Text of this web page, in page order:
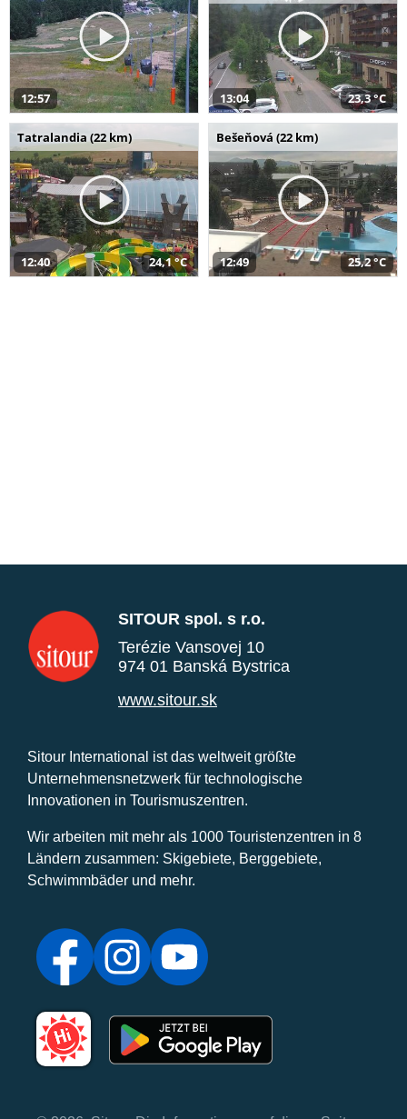
12:57 13:04 23,3 °C
Tatralandia (22 km)
12:40 24,1 °C
Bešeňová (22 km)
12:49 25,2 °C
SITOUR spol. s r.o.
Terézie Vansovej 10
974 01 Banská Bystrica
www.sitour.sk
Sitour International ist das weltweit größte
Unternehmensnetzwerk für technologische
Innovationen in Tourismuszentren.
Wir arbeiten mit mehr als 1000 Touristenzentren in 8
Ländern zusammen: Skigebiete, Berggebiete,
Schwimmbäder und mehr.